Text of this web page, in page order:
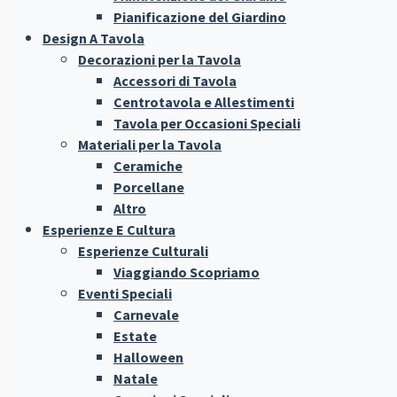
Pianificazione del Giardino
Design A Tavola
Decorazioni per la Tavola
Accessori di Tavola
Centrotavola e Allestimenti
Tavola per Occasioni Speciali
Materiali per la Tavola
Ceramiche
Porcellane
Altro
Esperienze E Cultura
Esperienze Culturali
Viaggiando Scopriamo
Eventi Speciali
Carnevale
Estate
Halloween
Natale